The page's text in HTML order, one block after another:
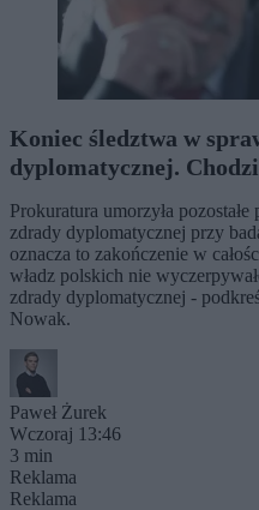
Koniec śledztwa w
dyplomatycznej.
Prokuratura umorzyła
zdrady dyplomatycznej przy
oznacza to zakończenie w
władz polskich nie
zdrady dyplomatycznej -
Nowak.
Paweł Żurek
Wczoraj 13:46
3 min
Reklama
Reklama